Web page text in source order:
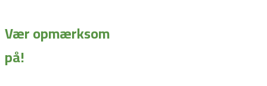
Vær opmærksom
på!